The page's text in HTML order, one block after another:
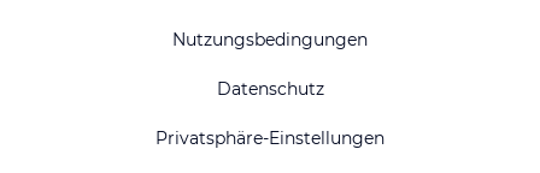
Nutzungsbedingungen
Datenschutz
Privatsphäre-Einstellungen